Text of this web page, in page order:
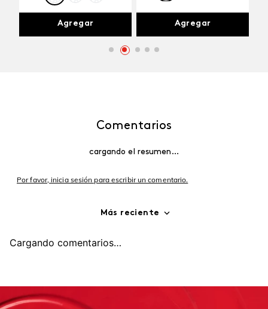
Agregar Agregar
Comentarios
cargando el resumen…
Por favor, inicia sesión para escribir un comentario.
Más reciente
Cargando comentarios…